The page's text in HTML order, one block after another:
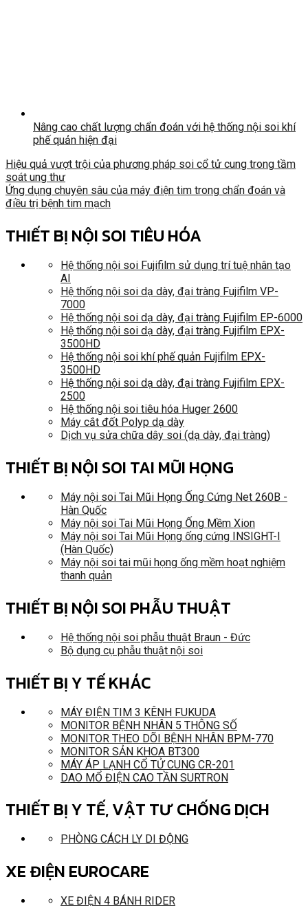
Nâng cao chất lượng chẩn đoán với hệ thống nội soi khí
phế quản hiện đại
Hiệu quả vượt trội của phương pháp soi cổ tử cung trong tầm
soát ung thư
Ứng dụng chuyên sâu của máy điện tim trong chẩn đoán và
điều trị bệnh tim mạch
THIẾT BỊ NỘI SOI TIÊU HÓA
Hệ thống nội soi Fujifilm sử dụng trí tuệ nhân tạo
AI
Hệ thống nội soi dạ dày, đại tràng Fujifilm VP-
7000
Hệ thống nội soi dạ dày, đại tràng Fujifilm EP-6000
Hệ thống nội soi dạ dày, đại tràng Fujifilm EPX-
3500HD
Hệ thống nội soi khí phế quản Fujifilm EPX-
3500HD
Hệ thống nội soi dạ dày, đại tràng Fujifilm EPX-
2500
Hệ thống nội soi tiêu hóa Huger 2600
Máy cắt đốt Polyp dạ dày
Dịch vụ sửa chữa dây soi (dạ dày, đại tràng)
THIẾT BỊ NỘI SOI TAI MŨI HỌNG
Máy nội soi Tai Mũi Họng Ống Cứng Net 260B -
Hàn Quốc
Máy nội soi Tai Mũi Họng Ống Mềm Xion
Máy nội soi Tai Mũi Họng ống cứng INSIGHT-I
(Hàn Quốc)
Máy nội soi tai mũi họng ống mềm hoạt nghiệm
thanh quản
THIẾT BỊ NỘI SOI PHẪU THUẬT
Hệ thống nội soi phẫu thuật Braun - Đức
Bộ dụng cụ phẫu thuật nội soi
THIẾT BỊ Y TẾ KHÁC
MÁY ĐIỆN TIM 3 KÊNH FUKUDA
MONITOR BỆNH NHÂN 5 THÔNG SỐ
MONITOR THEO DÕI BỆNH NHÂN BPM-770
MONITOR SẢN KHOA BT300
MÁY ÁP LẠNH CỔ TỬ CUNG CR-201
DAO MỔ ĐIỆN CAO TẦN SURTRON
THIẾT BỊ Y TẾ, VẬT TƯ CHỐNG DỊCH
PHÒNG CÁCH LY DI ĐỘNG
XE ĐIỆN EUROCARE
XE ĐIỆN 4 BÁNH RIDER